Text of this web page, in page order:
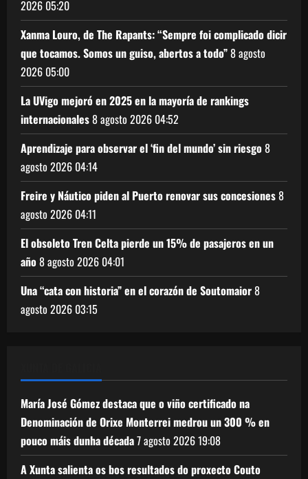
2026 05:20
Xanma Louro, de The Rapants: “Sempre foi complicado dicir
que tocamos. Somos un guiso, abertos a todo”8 agosto
2026 05:00
La UVigo mejoró en 2025 en la mayoría de rankings
internacionales8 agosto 2026 04:52
Aprendizaje para observar el ‘fin del mundo’ sin riesgo8
agosto 2026 04:14
Freire y Náutico piden al Puerto renovar sus concesiones8
agosto 2026 04:11
El obsoleto Tren Celta pierde un 15% de pasajeros en un
año8 agosto 2026 04:01
Una “cata con historia” en el corazón de Soutomaior8
agosto 2026 03:15
María José Gómez destaca que o viño certificado na
Denominación de Orixe Monterrei medrou un 300 % en
pouco máis dunha década7 agosto 202619:08
A Xunta salienta os bos resultados do proxecto Couto